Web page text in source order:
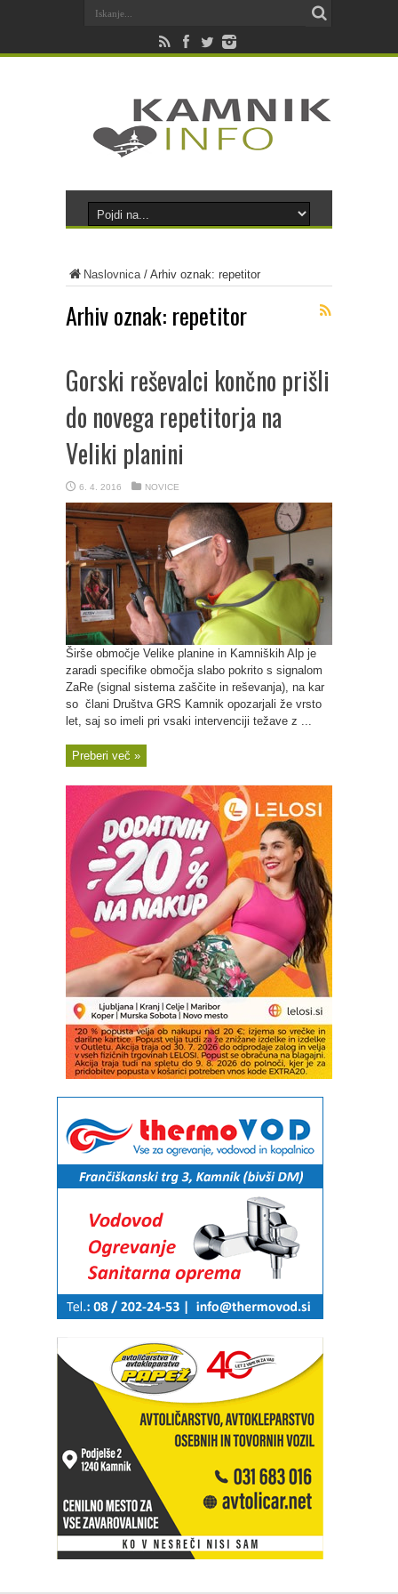
Naslovnica/ Arhiv oznak: repetitor
Arhiv oznak: repetitor
Gorski reševalci končno prišli
do novega repetitorja na
Veliki planini
6. 4. 2016 NOVICE
Širše območje Velike planine in Kamniških Alp je
zaradi specifike območja slabo pokrito s signalom
ZaRe (signal sistema zaščite in reševanja), na kar
so člani Društva GRS Kamnik opozarjali že vrsto
let, saj so imeli pri vsaki intervenciji težave z ...
Preberi več »